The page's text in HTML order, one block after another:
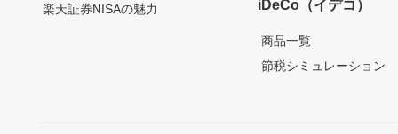
楽天証券NISAの魅力 iDeCo（イデコ）
商品一覧
節税シミュレーション